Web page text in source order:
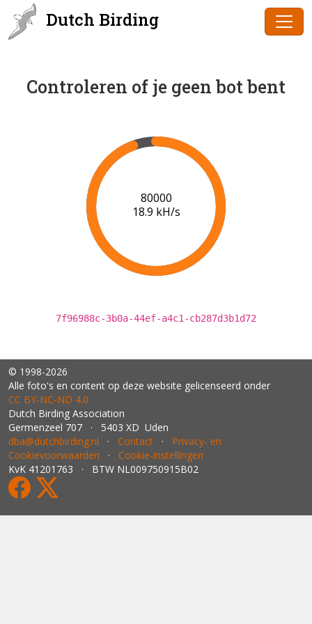
Dutch Birding
Controleren of je geen bot bent
81000
19.0 kH/s
7f96988c-3b0a-44ef-a4c1-cb287d3b1d72
© 1998-2026
Alle foto's en content op deze website gelicenseerd onder
CC BY‑NC‑ND 4.0
Dutch Birding Association
Germenzeel 707 · 5403 XD Uden
dba@dutchbirding.nl · Contact · Privacy- en
Cookievoorwaarden · Cookie-instellingen
KvK 41201763 · BTW NL009750915B02